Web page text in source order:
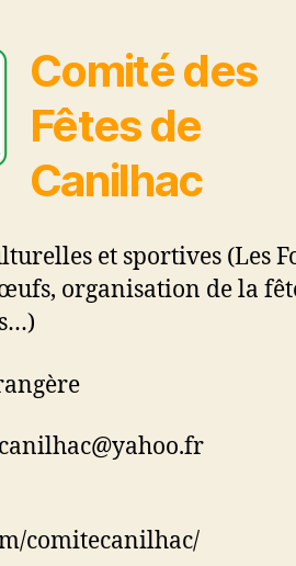
Comité des
Fêtes de
Canilhac
et sportives (Les
organisation de la
comitecanilhac/